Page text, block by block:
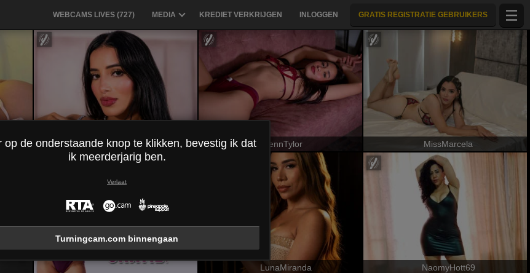
WEBCAMS LIVES (727) MEDIA KREDIET VERKRIJGEN INLOGGEN GRATIS REGISTRATIE GEBRUIKERS
NicolSantos JennTylor MissMarcela
LunaMiranda NaomyHott69
op de onderstaande knop te klikken, bevestig ik dat
ik meerderjarig ben.
Verlaat
Turningcam.com binnengaan